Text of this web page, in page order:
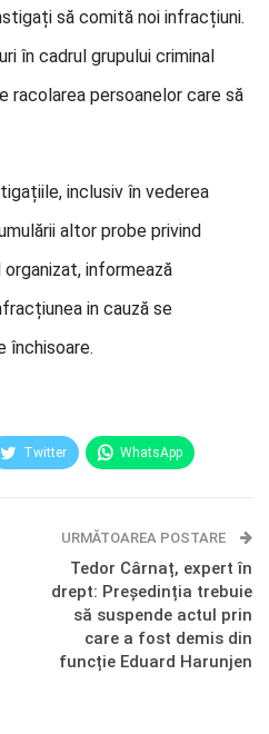
să comită noi infracțiuni.
în cadrul grupului criminal
racolarea persoanelor care să
inclusiv în vederea
altor probe privind
informează
in cauză se
închisoare.
Twitter WhatsApp
URMĂTOAREA POSTARE
Tedor Cârnaț, expert în
drept: Președinția trebuie
să suspende actul prin
care a fost demis din
funcție Eduard Harunjen